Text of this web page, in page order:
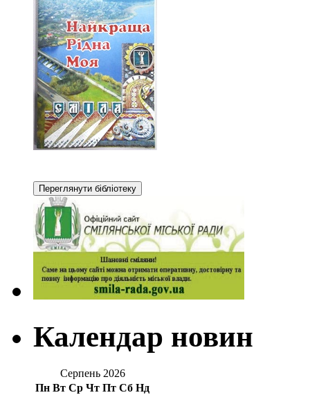
Календар новин
Серпень 2026
Пн Вт Ср Чт Пт Сб Нд